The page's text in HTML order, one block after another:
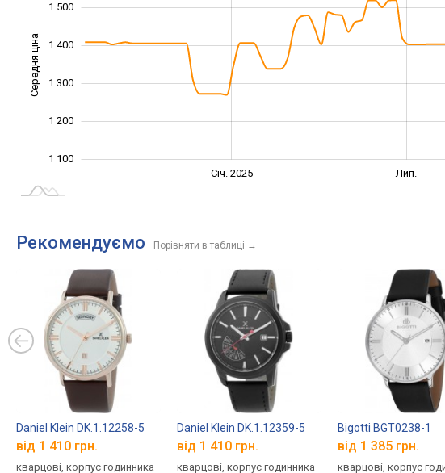
Середня ціна
1 100
1 200
1 300
1 400
1 500
Січ. 2025 Лип.
Рекомендуємо Порівняти в таблиці →
Daniel Klein DK.1.12258-5
від 1 410 грн.
кварцові, корпус годинника
Daniel Klein DK.1.12359-5
від 1 410 грн.
кварцові, корпус годинника
Bigotti BGT0238-1
від 1 385 грн.
кварцові, корпус